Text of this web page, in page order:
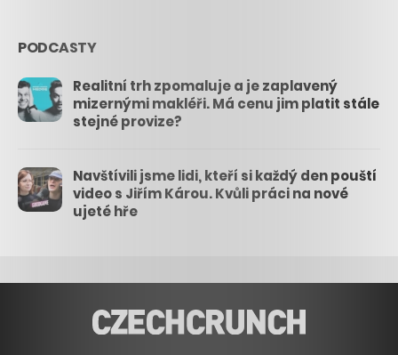
PODCASTY
Realitní trh zpomaluje a je zaplavený
mizernými makléři. Má cenu jim platit stále
stejné provize?
Navštívili jsme lidi, kteří si každý den pouští
video s Jiřím Károu. Kvůli práci na nové
ujeté hře